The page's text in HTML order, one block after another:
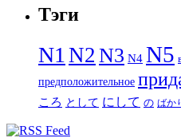
Тэги
N1N2 N3 N4 N5
предположительное
ころ として にして の ばか